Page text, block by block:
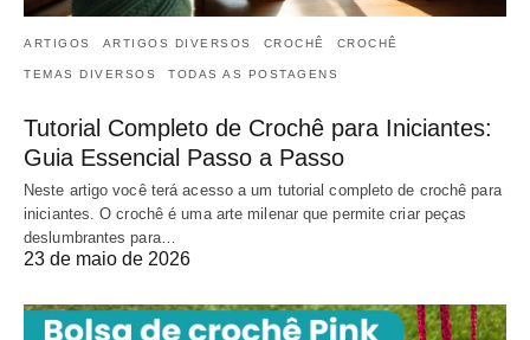
ARTIGOS ARTIGOS DIVERSOS CROCHÊ CROCHÊ
TEMAS DIVERSOS TODAS AS POSTAGENS
Tutorial Completo de Crochê para Iniciantes:
Guia Essencial Passo a Passo
Neste artigo você terá acesso a um tutorial completo de crochê para
iniciantes. O crochê é uma arte milenar que permite criar peças
deslumbrantes para…
23 de maio de 2026